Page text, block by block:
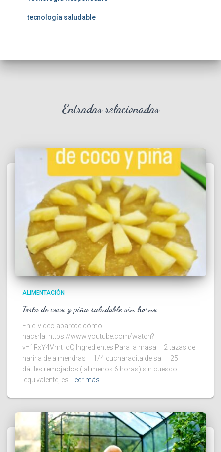
tecnología saludable
Entradas relacionadas
ALIMENTACIÓN
Torta de coco y piña saludable sin horno
En el video aparece cómo
hacerla. https://www.youtube.com/watch?
v=1RxY4Vmt_qQ Ingredientes Para la masa – 2 tazas de
harina de almendras – 1/4 cucharadita de sal – 25
dátiles remojados ( al menos 6 horas) sin cuesco
[equivalente, es
Leer más